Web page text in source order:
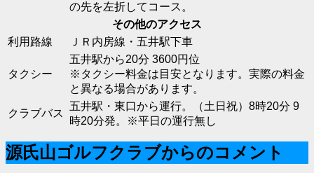
の先を左折してコース。
その他のアクセス
利用路線
ＪＲ内房線・五井駅下車
タクシー
五井駅から20分 3600円位
※タクシー料金は目安となります。実際の料金
と異なる場合があります。
クラブバス
五井駅・東口から運行。（土日祝）8時20分 9
時20分発。※平日の運行無し
源氏山ゴルフクラブからのコメント